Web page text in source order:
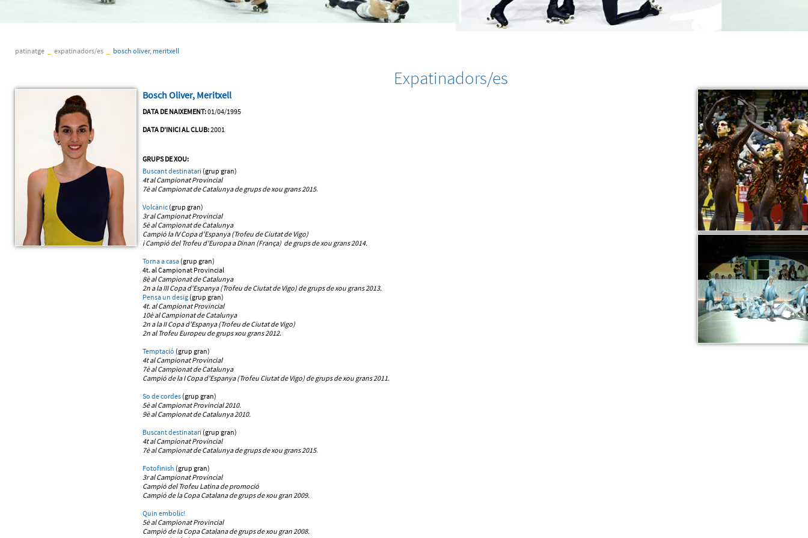
patinatge expatinadors/es bosch oliver, meritxell
Expatinadors/es
Bosch Oliver, Meritxell
DATA DE NAIXEMENT:01/04/1995
DATA D'INICI AL CLUB:2001
GRUPS DE XOU:
Buscant destinatari (grup gran)
4t al Campionat Provincial
7è al Campionat de Catalunyade grups de xou grans 2015.
Volcànic(grup gran)
3r al Campionat Provincial
5è al Campionat de Catalunya
Campió la IV Copa d'Espanya (Trofeu de Ciutat de Vigo)
i Campió del Trofeu d'Europa a Dinan (França) de grups de xou grans 2014.
Torna a casa(grup gran)
4t. al Campionat Provincial
8è al Campionat de Catalunya
2n a la III Copa d'Espanya (Trofeu de Ciutat de Vigo) de grups de xou grans 2013.
Pensa un desig(grup gran)
4t. al Campionat Provincial
10è al Campionat de Catalunya
2n a la II Copa d'Espanya (Trofeu de Ciutat de Vigo)
2n al Trofeu Europeu de grups xou grans 2012.
Temptació (grup gran)
4t al Campionat Provincial
7è al Campionat de Catalunya
Campió de la I Copa d'Espanya (Trofeu Ciutat de Vigo) de grups de xou grans 2011.
So de cordes(grup gran)
5è al Campionat Provincial 2010.
9è al Campionat de Catalunya 2010.
Buscant destinatari (grup gran)
4t al Campionat Provincial
7è al Campionat de Catalunyade grups de xou grans 2015.
Fotofinish (grup gran)
3r al Campionat Provincial
Campió delTrofeu Latina de promoció
Campió dela Copa Catalana de grups de xou gran 2009.
Quin embolic!
5è al Campionat Provincial
Campió de la Copa Catalana de grups de xou gran 2008.